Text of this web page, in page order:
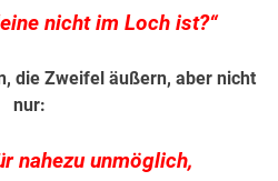
nicht im Loch ist?“
die Zweifel äußern, aber nicht
nur:
nahezu unmöglich,